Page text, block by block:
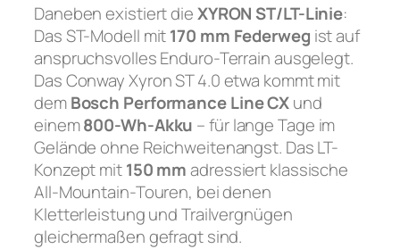
Daneben existiert dieXYRON ST/LT-Linie:
Das ST-Modell mit170 mm Federweg ist auf
anspruchsvolles Enduro-Terrain ausgelegt.
Das Conway Xyron ST 4.0 etwa kommt mit
demBosch Performance Line CXund
einem800-Wh-Akku – für lange Tage im
Gelände ohne Reichweitenangst. Das LT-
Konzept mit150 mmadressiert klassische
All-Mountain-Touren, bei denen
Kletterleistung und Trailvergnügen
gleichermaßen gefragt sind.